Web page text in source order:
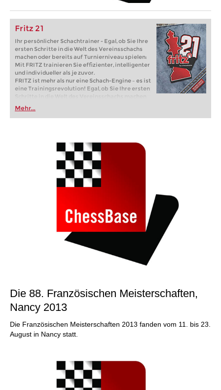
Fritz 21
Ihr persönlicher Schachtrainer - Egal, ob Sie Ihre
ersten Schritte in die Welt des Vereinsschachs
machen oder bereits auf Turnierniveau spielen:
Mit FRITZ trainieren Sie effizienter, intelligenter
und individueller als je zuvor.
FRITZ ist mehr als nur eine Schach-Engine – es ist
eine Trainingsrevolution! Egal, ob Sie Ihre ersten
Schritte in die Welt des Vereinsschachs machen
oder bereits auf Turnierniveau spielen: Mit
FRITZ trainieren Sie effizienter, intelligenter und
individueller als je zuvor.
Mehr...
Die 88. Französischen Meisterschaften,
Nancy 2013
Die Französischen Meisterschaften 2013 fanden vom 11. bis 23.
August in Nancy statt.